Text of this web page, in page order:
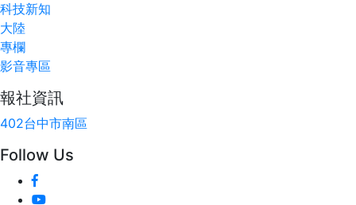
科技新知
大陸
專欄
影音專區
報社資訊
402台中市南區
Follow Us